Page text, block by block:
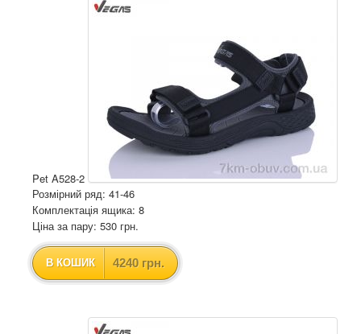
Pet A528-2
Розмірний ряд: 41-46
Комплектація ящика: 8
Ціна за пару: 530 грн.
В КОШИК 4240 грн.